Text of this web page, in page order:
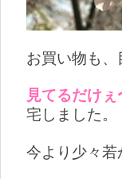
お買い物も、
見てるだけぇ
宅しました。
今より少々若